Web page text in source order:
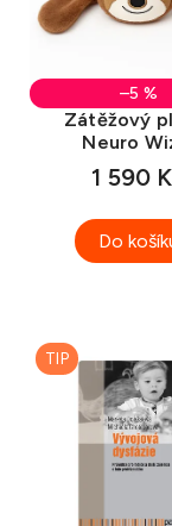
–5 %
Zátěžový
Neuro
1 590
Do
TIP